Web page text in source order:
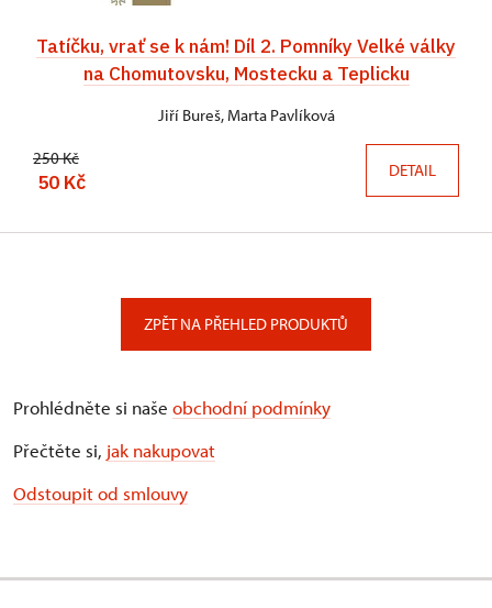
Tatíčku, vrať se k nám! Díl 2. Pomníky Velké války
na Chomutovsku, Mostecku a Teplicku
Jiří Bureš, Marta Pavlíková
250 Kč
50 Kč DETAIL
ZPĚT NA PŘEHLED PRODUKTŮ
Prohlédněte si naše obchodní podmínky
Přečtěte si, jak nakupovat
Odstoupit od smlouvy